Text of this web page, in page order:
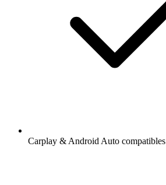
Carplay & Android Auto compatibles